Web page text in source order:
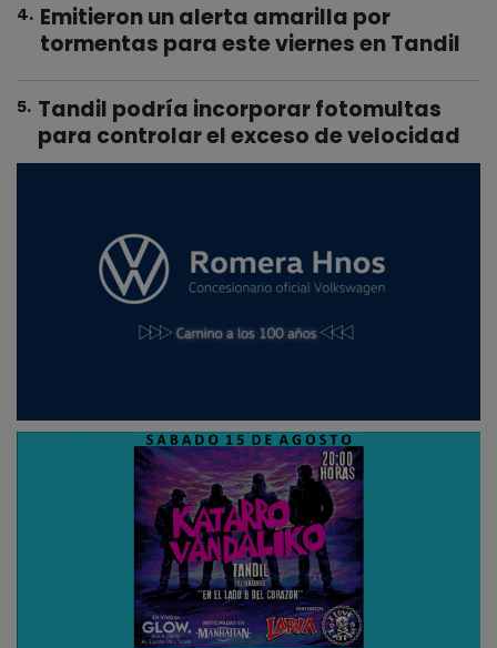
4. Emitieron un alerta amarilla por
tormentas para este viernes en Tandil
5. Tandil podría incorporar fotomultas
para controlar el exceso de velocidad